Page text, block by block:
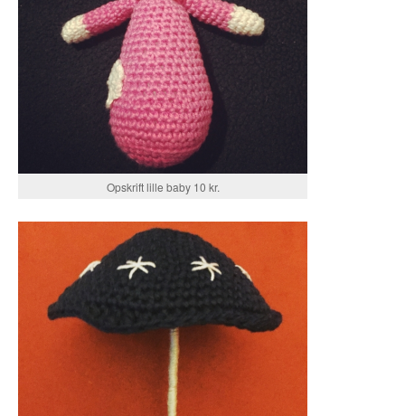
Opskrift lille baby 10 kr.